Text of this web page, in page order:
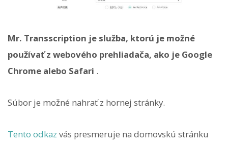
Mr. Transscription je služba, ktorú je možné
používať z webového prehliadača, ako je Google
Chrome alebo Safari .
Súbor je možné nahrať z hornej stránky.
Tento odkaz vás presmeruje na domovskú stránku